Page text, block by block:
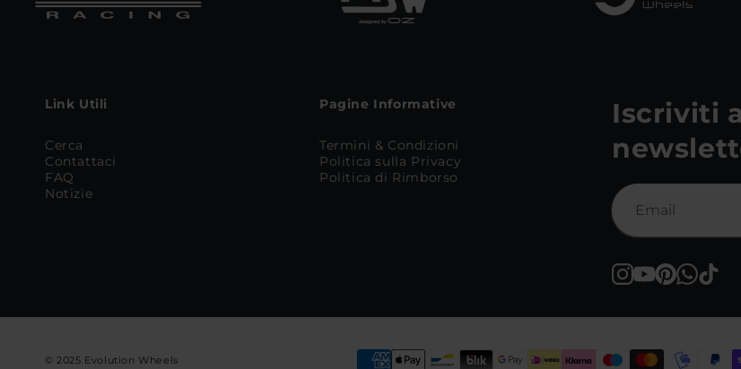
Link Utili
Cerca
Contattaci
FAQ
Notizie
Pagine Informative
Termini & Condizioni
Politica sulla Privacy
Politica di Rimborso
Iscriviti
© 2025 Evolution Wheels